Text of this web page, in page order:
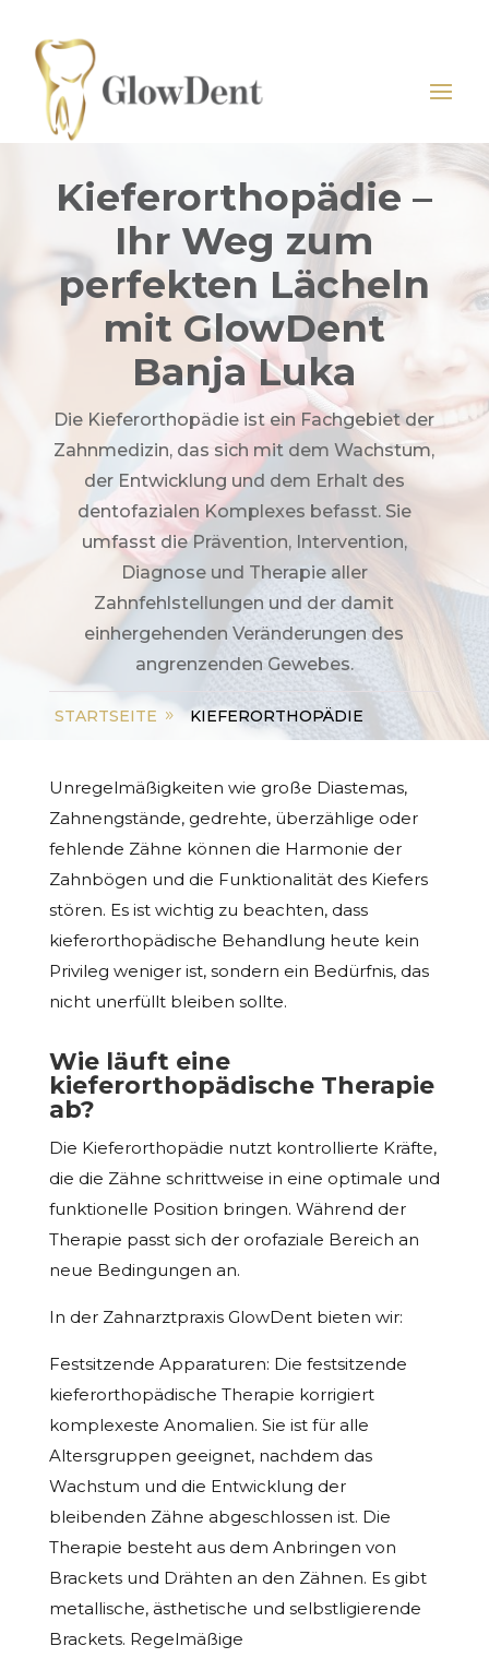
Kieferorthopädie –
Ihr Weg zum
perfekten Lächeln
mit GlowDent
Banja Luka
Die Kieferorthopädie ist ein Fachgebiet der
Zahnmedizin, das sich mit dem Wachstum,
der Entwicklung und dem Erhalt des
dentofazialen Komplexes befasst. Sie
umfasst die Prävention, Intervention,
Diagnose und Therapie aller
Zahnfehlstellungen und der damit
einhergehenden Veränderungen des
angrenzenden Gewebes.
STARTSEITE KIEFERORTHOPÄDIE
Unregelmäßigkeiten wie große Diastemas,
Zahnengstände, gedrehte, überzählige oder
fehlende Zähne können die Harmonie der
Zahnbögen und die Funktionalität des Kiefers
stören. Es ist wichtig zu beachten, dass
kieferorthopädische Behandlung heute kein
Privileg weniger ist, sondern ein Bedürfnis, das
nicht unerfüllt bleiben sollte.
Wie läuft eine
kieferorthopädische Therapie
ab?
Die Kieferorthopädie nutzt kontrollierte Kräfte,
die die Zähne schrittweise in eine optimale und
funktionelle Position bringen. Während der
Therapie passt sich der orofaziale Bereich an
neue Bedingungen an.
In der Zahnarztpraxis GlowDent bieten wir:
Festsitzende Apparaturen: Die festsitzende
kieferorthopädische Therapie korrigiert
komplexeste Anomalien. Sie ist für alle
Altersgruppen geeignet, nachdem das
Wachstum und die Entwicklung der
bleibenden Zähne abgeschlossen ist. Die
Therapie besteht aus dem Anbringen von
Brackets und Drähten an den Zähnen. Es gibt
metallische, ästhetische und selbstligierende
Brackets. Regelmäßige